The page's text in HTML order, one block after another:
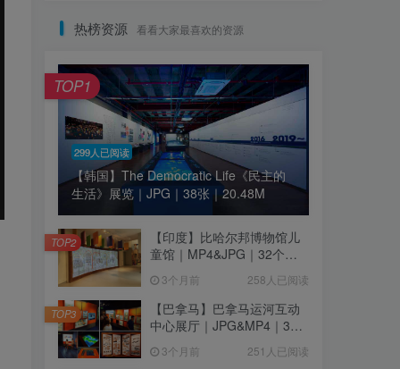
热榜资源 看看大家最喜欢的资源
299人已阅读
【韩国】The Democratic Life《民主的
生活》展览｜JPG｜38张｜20.48M
TOP1
【印度】比哈尔邦博物馆儿
童馆｜MP4&JPG｜32个｜
3个月前 258人已阅读
TOP2
【巴拿马】巴拿马运河互动
中心展厅｜JPG&MP4｜39
3个月前 251人已阅读
TOP3